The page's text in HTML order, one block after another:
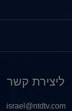
ליצירת קשר
israel@ntdtv.com